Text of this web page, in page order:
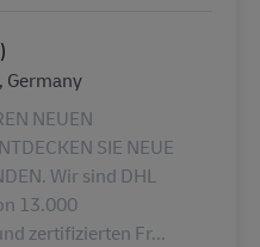
Germany
NEUEN
SIE NEUE
Wir sind DHL
13.000
zertifizierten Fr...